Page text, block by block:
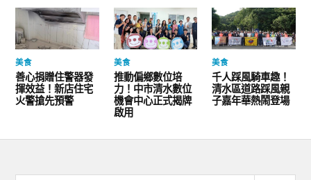
美食
善心捐贈住警器發
揮效益！新店住宅
火警搶先預警
美食
推動偏鄉數位培
力！中市清水數位
機會中心正式揭牌
啟用
美食
千人踩風騎車趣！
清水區道路踩風親
子嘉年華熱鬧登場